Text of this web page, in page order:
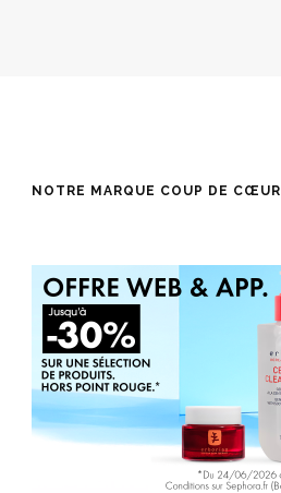
NOTRE MARQUE COUP DE CŒUR